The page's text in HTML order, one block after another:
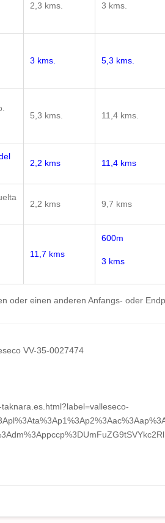
2,3 kms. 3 kms.
3 kms. 5,3 kms.
5,3 kms. 11,4 kms.
2,2 kms 11,4 kms
2,2 kms 9,7 kms
11,7 kms
600m
3 kms
oder einen anderen Anfangs- oder
VV-35-0027474